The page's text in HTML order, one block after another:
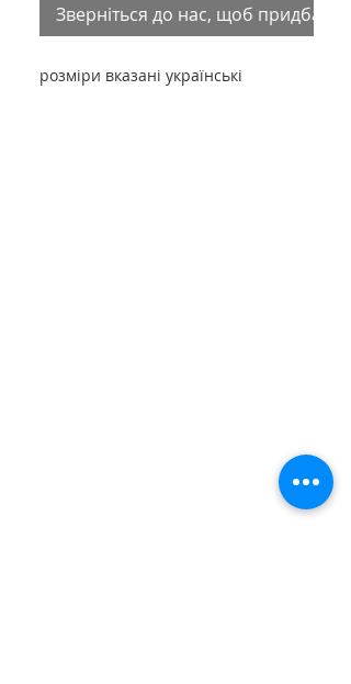
Зверніться до нас, щоб придбати
розміри вказані українські